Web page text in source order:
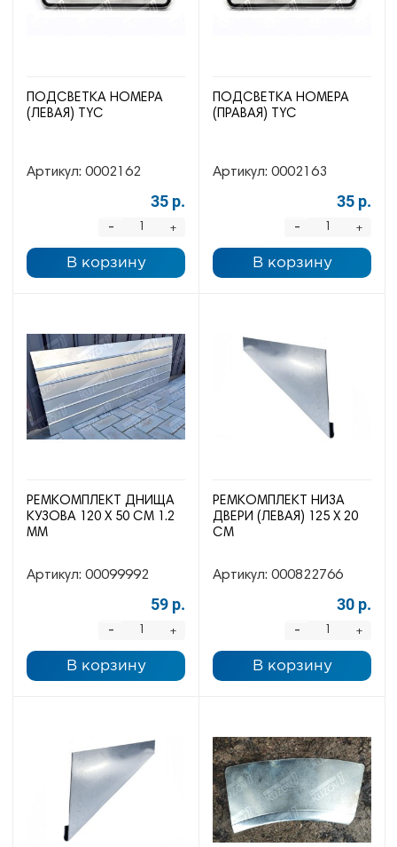
ПОДСВЕТКА НОМЕРА
(ЛЕВАЯ) TYC
Артикул: 0002162
35 р.
+
-
В корзину
ПОДСВЕТКА НОМЕРА
(ПРАВАЯ) TYC
Артикул: 0002163
35 р.
+
-
В корзину
РЕМКОМПЛЕКТ ДНИЩА
КУЗОВА 120 Х 50 СМ 1.2
ММ
Артикул: 00099992
59 р.
+
-
В корзину
РЕМКОМПЛЕКТ НИЗА
ДВЕРИ (ЛЕВАЯ) 125 Х 20
СМ
Артикул: 000822766
30 р.
+
-
В корзину